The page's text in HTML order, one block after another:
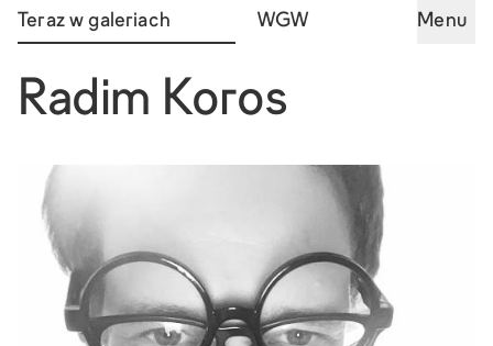
Teraz w galeriach WGW Menu
Radim Koros